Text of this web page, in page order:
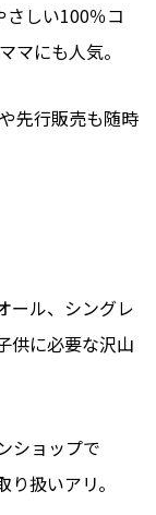
しい100％コ
マにも人気。
先行販売も随時
ール、シングレ
供に必要な沢山
ショップで
扱いアリ。